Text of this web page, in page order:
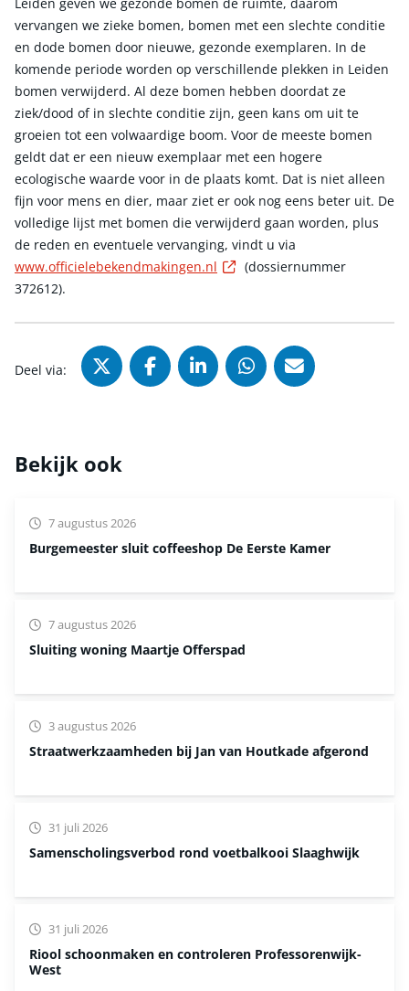
Leiden geven we gezonde bomen de ruimte, daarom
vervangen we zieke bomen, bomen met een slechte conditie
en dode bomen door nieuwe, gezonde exemplaren. In de
komende periode worden op verschillende plekken in Leiden
bomen verwijderd. Al deze bomen hebben doordat ze
ziek/dood of in slechte conditie zijn, geen kans om uit te
groeien tot een volwaardige boom. Voor de meeste bomen
geldt dat er een nieuw exemplaar met een hogere
ecologische waarde voor in de plaats komt. Dat is niet alleen
fijn voor mens en dier, maar ziet er ook nog eens beter uit. De
volledige lijst met bomen die verwijderd gaan worden, plus
de reden en eventuele vervanging, vindt u via
www.officielebekendmakingen.nl
Externe link
(dossiernummer
372612).
Deel via: Deel via X (Twitter), opent in
Deel via Facebook, opent
Deel via LinkedIn,
Deel viaDeel via
Bekijk ook
Burgemeester sluit coffeeshop De Eerste Kamer
7 augustus 2026
Sluiting woning Maartje Offerspad
7 augustus 2026
Straatwerkzaamheden bij Jan van Houtkade afgerond
3 augustus 2026
Samenscholingsverbod rond voetbalkooi Slaaghwijk
31 juli 2026
Riool schoonmaken en controleren Professorenwijk-
West
31 juli 2026